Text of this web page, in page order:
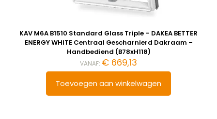
KAV M6A B1510 Standard Glass Triple – DAKEA BETTER
ENERGY WHITE Centraal Gescharnierd Dakraam –
Handbediend (B78xH118)
VANAF: € 669,13
Toevoegen aan winkelwagen